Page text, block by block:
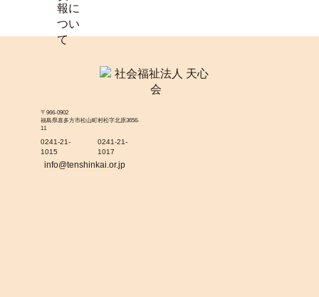
〒966-0902
福島県喜多方市松山町村松字北原3656-
11
0241-21-
1015
0241-21-
1017
info@tenshinkai.or.jp